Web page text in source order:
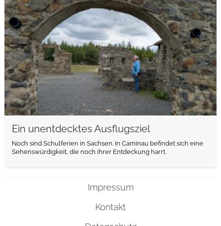
Ein unentdecktes Ausflugsziel
Noch sind Schulferien in Sachsen. In Caminau befindet sich eine
Sehenswürdigkeit, die noch ihrer Entdeckung harrt.
Impressum
Kontakt